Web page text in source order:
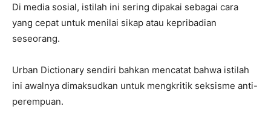
Di media sosial, istilah ini sering dipakai sebagai cara
yang cepat untuk menilai sikap atau kepribadian
seseorang.
Urban Dictionary sendiri bahkan mencatat bahwa istilah
ini awalnya dimaksudkan untuk mengkritik seksisme anti-
perempuan.